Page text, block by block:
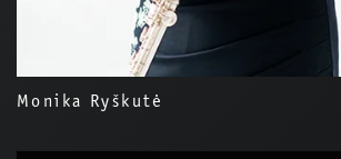
Monika Ryškutė